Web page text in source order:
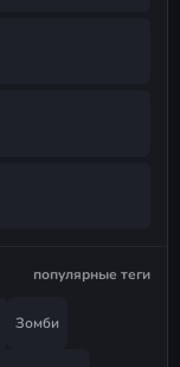
популярные теги
Зомби